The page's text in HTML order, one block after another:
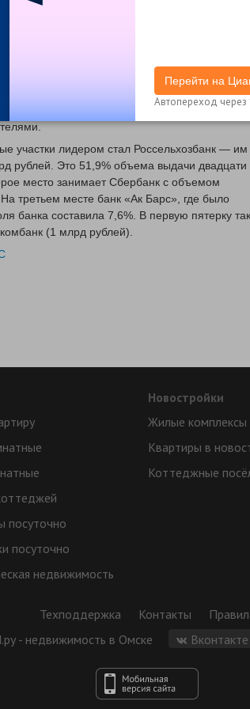
на 19%, объем кредитования увеличился
выдали 3,5 тыс. займов на сумму 7,5 млрд
На покупку готовых домов было выдано 10,3
На такие займы приходится 1% всего
и строящиеся дома и земельные
составила 2%, в денежном
участки лидером стал Россельхозбанк — им
рублей. Это 51,9% объема выдачи двадцати
место занимает Сбербанк с объемом
третьем месте банк «Ак Барс», где было
банка составила 7,6%. В первую пятерку
(1 млрд рублей).
Перейти на
Автопереход через
Новостройки
посуточно
посуточно
недвижимость
Жилые комплексы
Квартиры в
Коттеджные
Техподдержка Контакты
- недвижимость в Омске
Вконтакте